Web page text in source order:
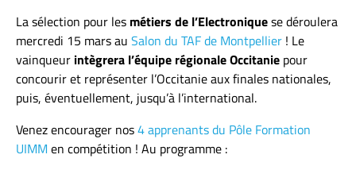
La sélection pour les métiers de l’Electroniquese déroulera
mercredi 15 mars au Salon du TAF de Montpellier ! Le
vainqueur intègrera l’équipe régionale Occitanie pour
concourir et représenter l’Occitanie aux finales nationales,
puis, éventuellement, jusqu’à l’international.
Venez encourager nos4 apprenants du Pôle Formation
UIMM en compétition ! Au programme :